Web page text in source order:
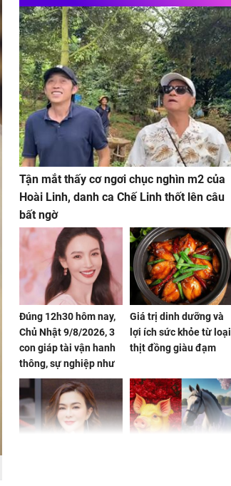
Tận mắt thấy cơ ngơi chục nghìn m2 của
Hoài Linh, danh ca Chế Linh thốt lên câu
bất ngờ
Đúng 12h30 hôm nay,
Chủ Nhật 9/8/2026, 3
con giáp tài vận hanh
thông, sự nghiệp như
'cá chép hóa Rồng', vét
cạn lộc lá trong thiên
hạ
Giá trị dinh dưỡng và
lợi ích sức khỏe từ loại
thịt đồng giàu đạm